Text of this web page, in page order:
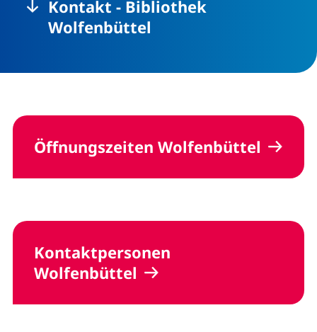
Kontakt - Bibliothek
Wolfenbüttel
Öffnungszeiten Wolfenbüttel
Kontaktpersonen
Wolfenbüttel